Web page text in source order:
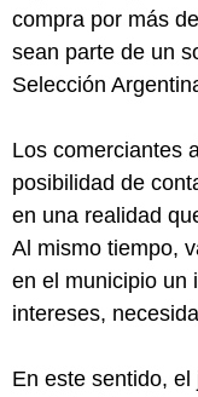
compra por más
sean parte de un
Selección
Los comerciantes
posibilidad de
en una realidad
Al mismo tiempo,
en el municipio un
intereses,
En este sentido,